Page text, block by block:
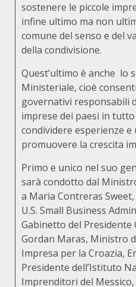
sostenere le piccole
infine ultimo ma non
comune del senso e del
della condivisione.
Quest’ultimo è anche lo
Ministeriale, cioè
governativi responsabili
imprese dei paesi in
condividere esperienze
promuovere la crescita
Primo e unico nel suo
sarà condotto dal
a Maria Contreras
U.S. Small Business
Gabinetto del
Gordan Maras, Ministro
Impresa per la Croazia,
Presidente dell’Istituto
Imprenditori del